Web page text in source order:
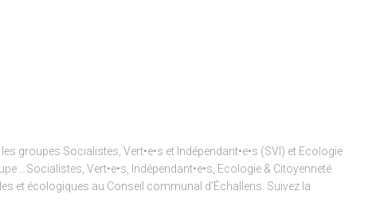
groupes Socialistes, Vert•e•s et Indépendant•e•s (SVI) et Ecologie
…Socialistes, Vert•e•s, Indépendant•e•s, Ecologie & Citoyenneté
et écologiques au Conseil communal d’Échallens. Suivez la